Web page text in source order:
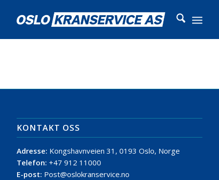
KONTAKT OSS
Adresse: Kongshavnveien 31, 0193 Oslo, Norge
Telefon: +47 912 11000
E-post: Post@oslokranservice.no